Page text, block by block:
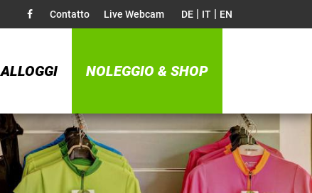
Contatto Live Webcam DE | IT | EN
ALLOGGI NOLEGGIO & SHOP